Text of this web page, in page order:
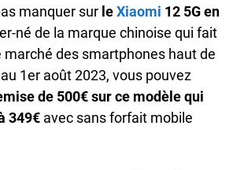
manquer sur leXiaomi 12 5G en
né de la marque chinoise qui fait
marché des smartphones haut de
1er août 2023, vous pouvez
de 500€ sur ce modèle qui
349€ avec sans forfait mobile